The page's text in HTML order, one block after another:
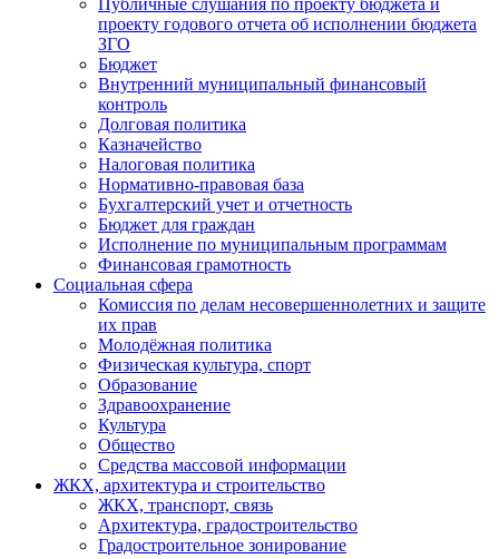
Публичные слушания по проекту бюджета и
проекту годового отчета об исполнении бюджета
ЗГО
Бюджет
Внутренний муниципальный финансовый
контроль
Долговая политика
Казначейство
Налоговая политика
Нормативно-правовая база
Бухгалтерский учет и отчетность
Бюджет для граждан
Исполнение по муниципальным программам
Финансовая грамотность
Социальная сфера
Комиссия по делам несовершеннолетних и защите
их прав
Молодёжная политика
Физическая культура, спорт
Образование
Здравоохранение
Культура
Общество
Средства массовой информации
ЖКХ, архитектура и строительство
ЖКХ, транспорт, связь
Архитектура, градостроительство
Градостроительное зонирование